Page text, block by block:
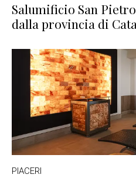
Salumificio San
dalla provincia di
PIACERI